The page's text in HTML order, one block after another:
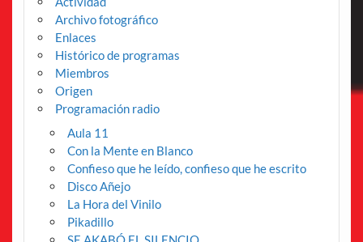
Archivo fotográfico
Enlaces
Histórico de programas
Miembros
Origen
Programación radio
Aula 11
Con la Mente en Blanco
Confieso que he leído, confieso que he escrito
Disco Añejo
La Hora del Vinilo
Pikadillo